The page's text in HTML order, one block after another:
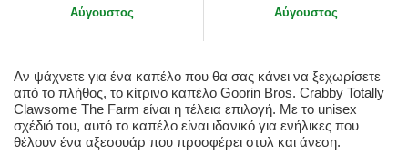
Αύγουστος
Αύγουστος
Αν ψάχνετε για ένα καπέλο που θα σας κάνει να ξεχωρίσετε
από το πλήθος, το κίτρινο καπέλο Goorin Bros. Crabby Totally
Clawsome The Farm είναι η τέλεια επιλογή. Με το unisex
σχέδιό του, αυτό το καπέλο είναι ιδανικό για ενήλικες που
θέλουν ένα αξεσουάρ που προσφέρει στυλ και άνεση.